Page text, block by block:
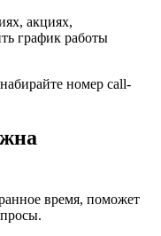
акциях,
график работы
номер call-
время, поможет